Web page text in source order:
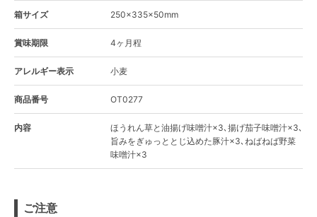
箱サイズ 250×335×50mm
賞味期限 4ヶ月程
アレルギー表示 小麦
商品番号 OT0277
内容
ほうれん草と油揚げ味噌汁×3､揚げ茄子味噌汁×3､
旨みをぎゅっととじ込めた豚汁×3､ねばねば野菜
味噌汁×3
ご注意